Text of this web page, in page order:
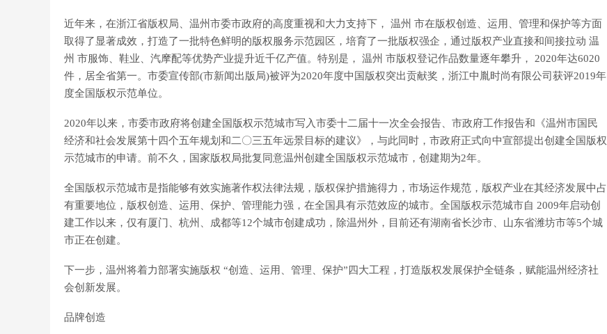
近年来，在浙江省版权局、温州市委市政府的高度重视和大力支持下， 温州 市在版权创造、运用、管理和保护等方面
取得了显著成效，打造了一批特色鲜明的版权服务示范园区，培育了一批版权强企，通过版权产业直接和间接拉动 温
州 市服饰、鞋业、汽摩配等优势产业提升近千亿产值。特别是， 温州 市版权登记作品数量逐年攀升， 2020年达6020
件，居全省第一。市委宣传部(市新闻出版局)被评为2020年度中国版权突出贡献奖，浙江中胤时尚有限公司获评2019年
度全国版权示范单位。
2020年以来，市委市政府将创建全国版权示范城市写入市委十二届十一次全会报告、市政府工作报告和《温州市国民
经济和社会发展第十四个五年规划和二〇三五年远景目标的建议》，与此同时，市政府正式向中宣部提出创建全国版权
示范城市的申请。前不久，国家版权局批复同意温州创建全国版权示范城市，创建期为2年。
全国版权示范城市是指能够有效实施著作权法律法规，版权保护措施得力，市场运作规范，版权产业在其经济发展中占
有重要地位，版权创造、运用、保护、管理能力强，在全国具有示范效应的城市。全国版权示范城市自 2009年启动创
建工作以来，仅有厦门、杭州、成都等12个城市创建成功，除温州外，目前还有湖南省长沙市、山东省潍坊市等5个城
市正在创建。
下一步，温州将着力部署实施版权 “创造、运用、管理、保护”四大工程，打造版权发展保护全链条，赋能温州经济社
会创新发展。
品牌创造